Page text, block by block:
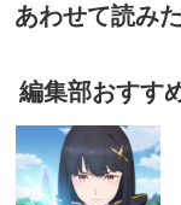
あわせて読み
編集部おすす